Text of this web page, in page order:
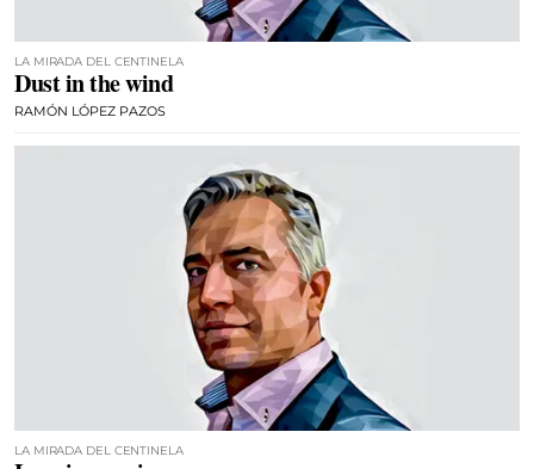
LA MIRADA DEL CENTINELA
Dust in the wind
RAMÓN LÓPEZ PAZOS
LA MIRADA DEL CENTINELA